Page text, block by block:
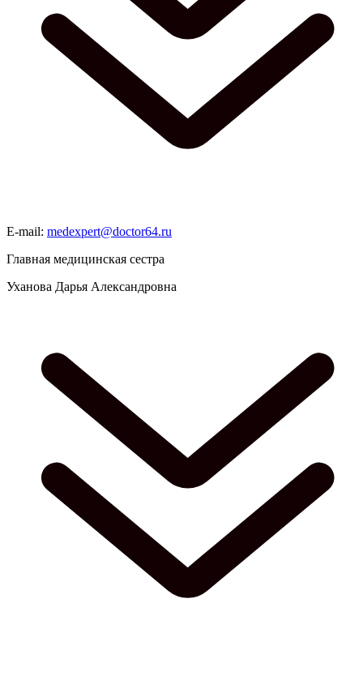
E-mail: medexpert@doctor64.ru
Главная медицинская сестра
Уханова Дарья Александровна